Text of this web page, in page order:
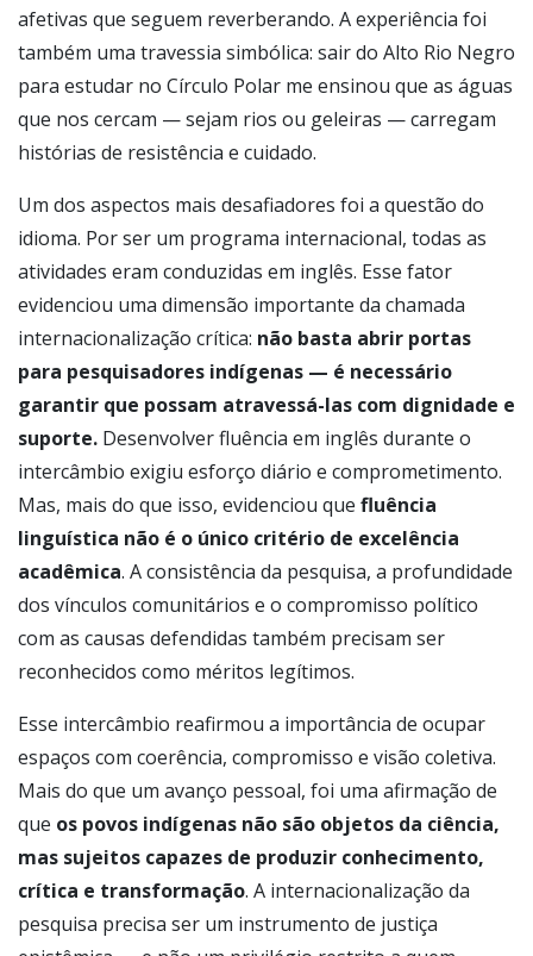
afetivas que seguem reverberando. A experiência foi
também uma travessia simbólica: sair do Alto Rio Negro
para estudar no Círculo Polar me ensinou que as águas
que nos cercam — sejam rios ou geleiras — carregam
histórias de resistência e cuidado.
Um dos aspectos mais desafiadores foi a questão do
idioma. Por ser um programa internacional, todas as
atividades eram conduzidas em inglês. Esse fator
evidenciou uma dimensão importante da chamada
internacionalização crítica: não basta abrir portas
para pesquisadores indígenas — é necessário
garantir que possam atravessá-las com dignidade e
suporte. Desenvolver fluência em inglês durante o
intercâmbio exigiu esforço diário e comprometimento.
Mas, mais do que isso, evidenciou que fluência
linguística não é o único critério de excelência
acadêmica. A consistência da pesquisa, a profundidade
dos vínculos comunitários e o compromisso político
com as causas defendidas também precisam ser
reconhecidos como méritos legítimos.
Esse intercâmbio reafirmou a importância de ocupar
espaços com coerência, compromisso e visão coletiva.
Mais do que um avanço pessoal, foi uma afirmação de
que os povos indígenas não são objetos da ciência,
mas sujeitos capazes de produzir conhecimento,
crítica e transformação. A internacionalização da
pesquisa precisa ser um instrumento de justiça